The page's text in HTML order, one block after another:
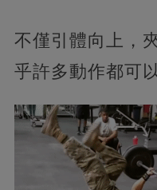
不僅引體向上，
乎許多動作都可